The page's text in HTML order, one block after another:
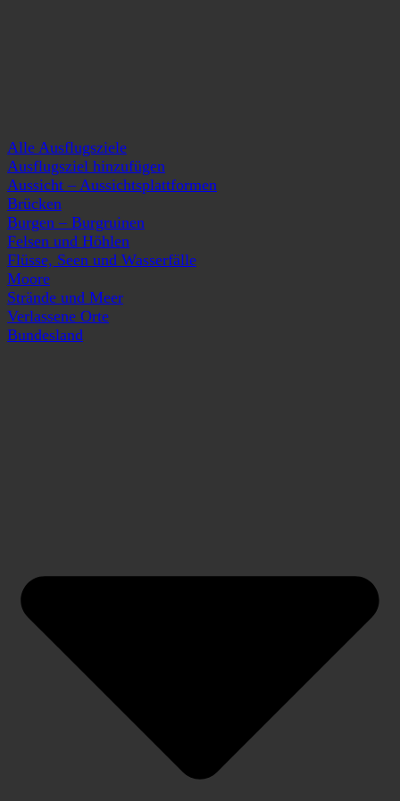
Alle Ausflugsziele
Ausflugsziel hinzufügen
Aussicht – Aussichtsplattformen
Brücken
Burgen – Burgruinen
Felsen und Höhlen
Flüsse, Seen und Wasserfälle
Moore
Strände und Meer
Verlassene Orte
Bundesland